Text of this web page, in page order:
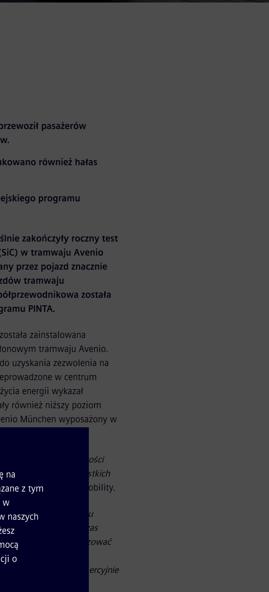
pasażerów
również hałas
programu
zakończyły roczny test
w tramwaju Avenio
przez pojazd znacznie
tramwaju
została
PINTA.
zainstalowana
tramwaju Avenio.
uzyskania zezwolenia na
w centrum
energii wykazał
również niższy poziom
München wyposażony w
65 000 kilometrów.
świadczy o wydajności
stosowania we wszystkich
w Siemens Mobility.
w przypadku
jak najcichsze podczas
nie tylko zoptymalizować
energetyczną.
mogły być komercyjnie
w Stadtwerke